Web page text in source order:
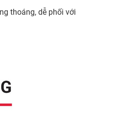
thoáng, dễ phối với